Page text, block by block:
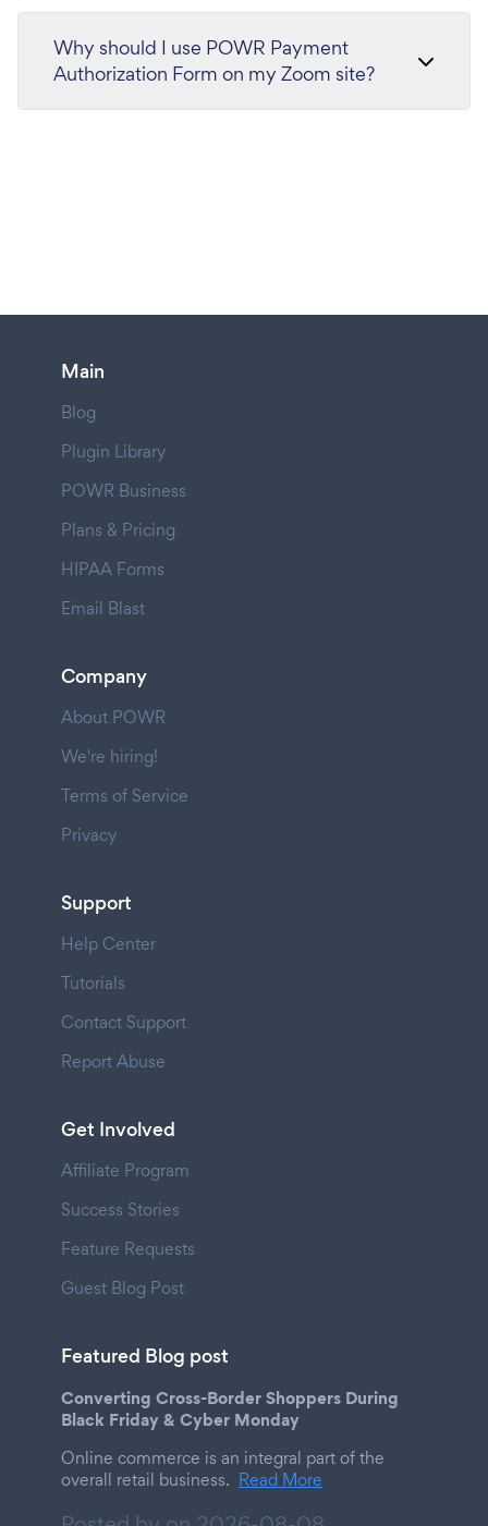
Why should I use POWR Payment
Authorization Form on my Zoom site?
Main
Blog
Plugin Library
POWR Business
Plans & Pricing
HIPAA Forms
Email Blast
Company
About POWR
We're hiring!
Terms of Service
Privacy
Support
Help Center
Tutorials
Contact Support
Report Abuse
Get Involved
Affiliate Program
Success Stories
Feature Requests
Guest Blog Post
Featured Blog post
Converting Cross-Border Shoppers During
Black Friday & Cyber Monday
Online commerce is an integral part of the
overall retail business. Read More